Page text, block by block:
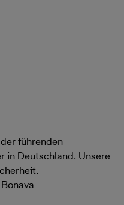
führenden
in Deutschland. Unsere